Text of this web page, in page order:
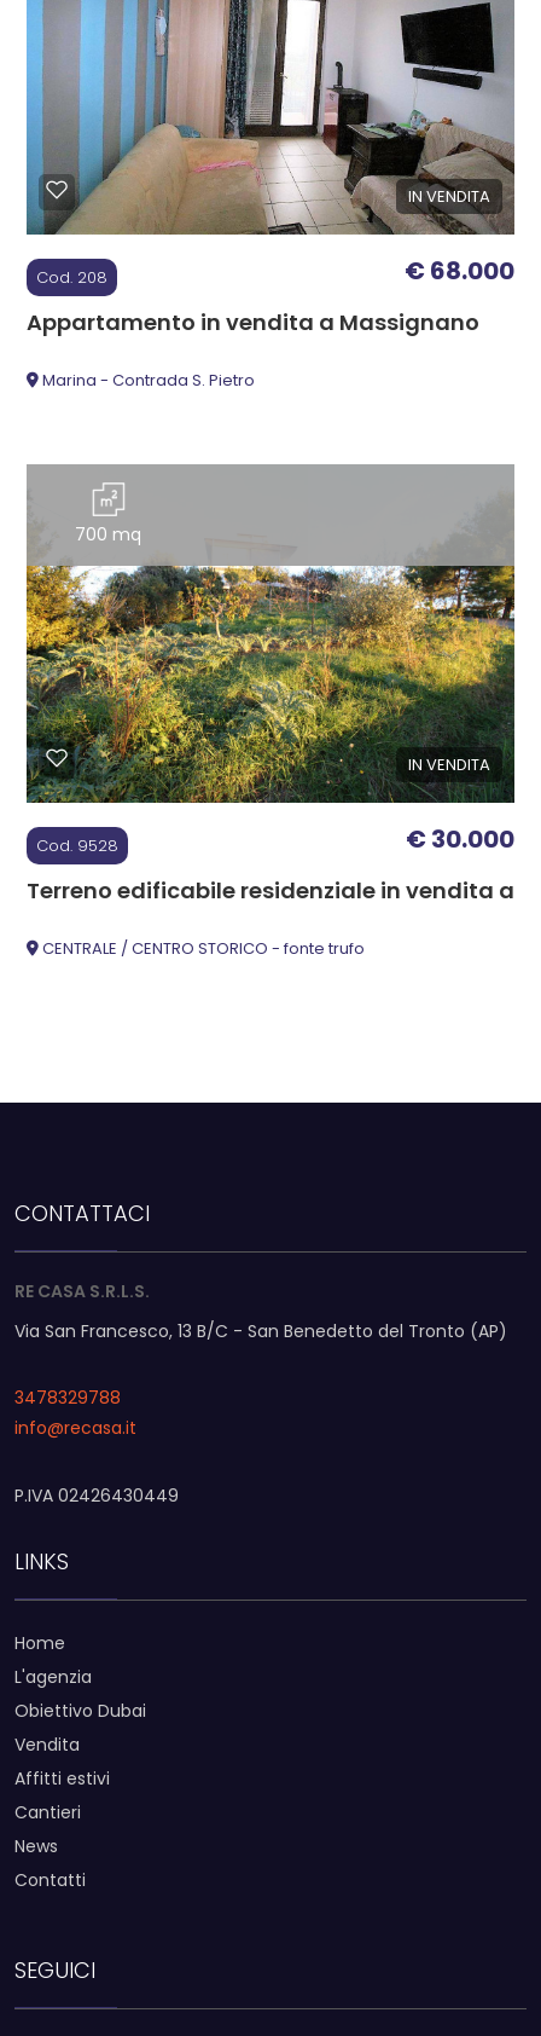
IN VENDITA
Cod. 208 € 68.000
Appartamento in vendita a Massignano
Marina - Contrada S. Pietro
700 mq
IN VENDITA
Cod. 9528 € 30.000
Terreno edificabile residenziale in vendita a
CENTRALE / CENTRO STORICO - fonte trufo
CONTATTACI
RE CASA S.R.L.S.
Via San Francesco, 13 B/C - San Benedetto del Tronto (AP)
3478329788
info@recasa.it
P.IVA 02426430449
LINKS
Home
L'agenzia
Obiettivo Dubai
Vendita
Affitti estivi
Cantieri
News
Contatti
SEGUICI